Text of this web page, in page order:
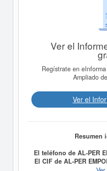
Ver el
Regístrate en
Ampliado
Ver el
Resumen
El teléfono de AL-PER
El CIF de AL-PER